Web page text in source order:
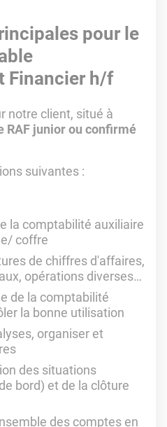
pour le
Financier h/f
notre client, situé à
RAF junior ou confirmé
suivantes :
la comptabilité auxiliaire
coffre
de chiffres d'affaires,
opérations diverses…
de la comptabilité
la bonne utilisation
organiser et
des situations
bord) et de la clôture
des comptes en